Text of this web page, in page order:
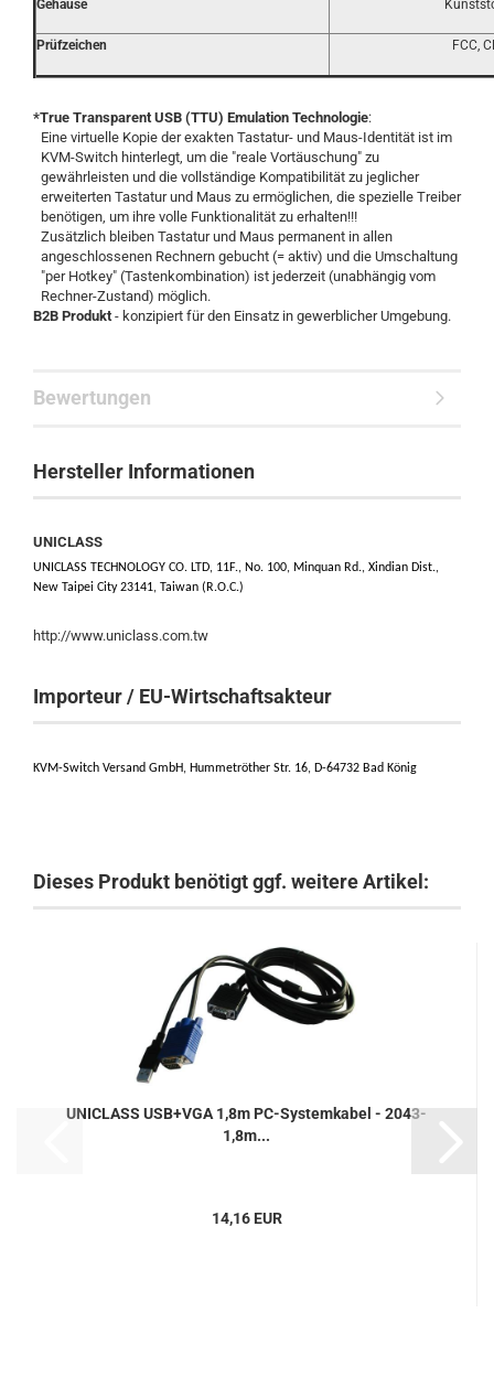
Gehäuse
Prüfzeichen FCC,
*True Transparent USB (TTU) Emulation Technologie:
Eine virtuelle Kopie der exakten Tastatur- und Maus-Identität ist im
KVM-Switch hinterlegt, um die "reale Vortäuschung" zu
gewährleisten und die vollständige Kompatibilität zu jeglicher
erweiterten Tastatur und Maus zu ermöglichen, die spezielle Treiber
benötigen, um ihre volle Funktionalität zu erhalten!!!
Zusätzlich bleiben Tastatur und Maus permanent in allen
angeschlossenen Rechnern gebucht (= aktiv) und die Umschaltung
"per Hotkey" (Tastenkombination) ist jederzeit (unabhängig vom
Rechner-Zustand) möglich.
B2B Produkt- konzipiert für den Einsatz in gewerblicher Umgebung.
Bewertungen
Hersteller Informationen
UNICLASS
UNICLASS TECHNOLOGY CO. LTD, 11F., No. 100, Minquan Rd., Xindian Dist.,
New Taipei City 23141, Taiwan (R.O.C.)
http://www.uniclass.com.tw
Importeur / EU-Wirtschaftsakteur
KVM-Switch Versand GmbH, Hummetröther Str. 16, D-64732 Bad König
Dieses Produkt benötigt ggf. weitere Artikel:
UNICLASS USB+VGA 1,8m PC-Systemkabel - 2043-
1,8m...
14,16 EUR